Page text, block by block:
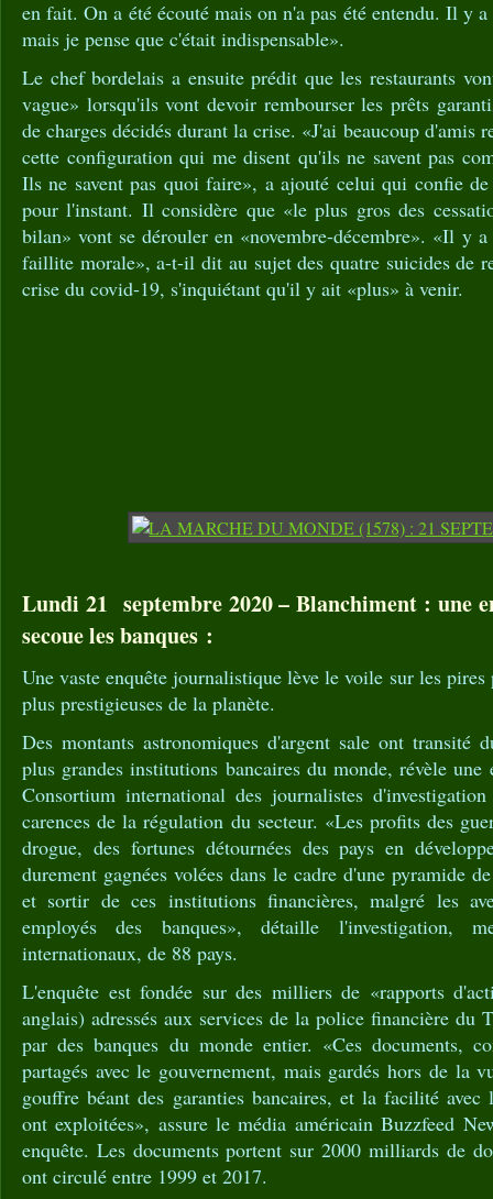
en fait. On a été écouté mais on n'a pas été entendu. Il y
mais je pense que c'était indispensable».
Le chef bordelais a ensuite prédit que les restaurants
vague» lorsqu'ils vont devoir rembourser les prêts
de charges décidés durant la crise. «J'ai beaucoup d'amis
cette configuration qui me disent qu'ils ne savent pas
Ils ne savent pas quoi faire», a ajouté celui qui confie
pour l'instant. Il considère que «le plus gros des
bilan» vont se dérouler en «novembre-décembre». «Il y
faillite morale», a-t-il dit au sujet des quatre suicides de
crise du covid-19, s'inquiétant qu'il y ait «plus» à venir.
Lundi 21 septembre 2020 – Blanchiment : une
secoue les banques :
Une vaste enquête journalistique lève le voile sur les pires
plus prestigieuses de la planète.
Des montants astronomiques d'argent sale ont transité
plus grandes institutions bancaires du monde, révèle une
Consortium international des journalistes
carences de la régulation du secteur. «Les profits des
drogue, des fortunes détournées des pays en
durement gagnées volées dans le cadre d'une pyramide
et sortir de ces institutions financières, malgré les
employés des banques», détaille l'investigation,
internationaux, de 88 pays.
L'enquête est fondée sur des milliers de «rapports
anglais) adressés aux services de la police financière du
par des banques du monde entier. «Ces documents,
partagés avec le gouvernement, mais gardés hors de la
gouffre béant des garanties bancaires, et la facilité
ont exploitées», assure le média américain Buzzfeed
enquête. Les documents portent sur 2000 milliards de
ont circulé entre 1999 et 2017.